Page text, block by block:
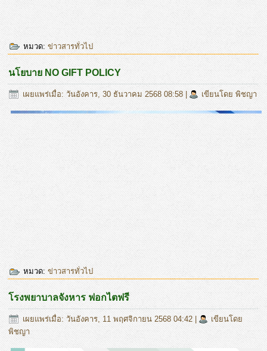
หมวด:ข่าวสารทั่วไป
นโยบาย NO GIFT POLICY
เผยแพร่เมื่อ: วันอังคาร, 30 ธันวาคม 2568 08:58| เขียนโดย พิชญา
หมวด:ข่าวสารทั่วไป
โรงพยาบาลจังหาร ฟอกไตฟรี
เผยแพร่เมื่อ: วันอังคาร, 11 พฤศจิกายน 2568 04:42|
เขียนโดย
พิชญา